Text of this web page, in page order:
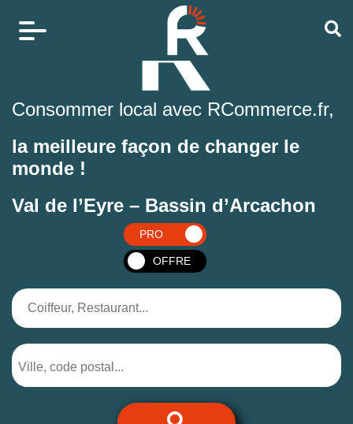
Consommer local avec RCommerce.fr,
la meilleure façon de changer le
monde !
Val de l’Eyre – Bassin d’Arcachon
PRO
OFFRE